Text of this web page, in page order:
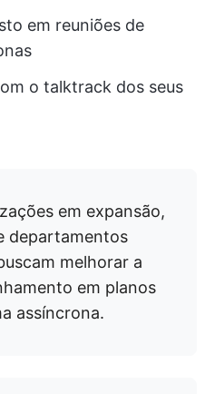
em reuniões de
o talktrack dos seus
em expansão,
departamentos
melhorar a
em planos
assíncrona.